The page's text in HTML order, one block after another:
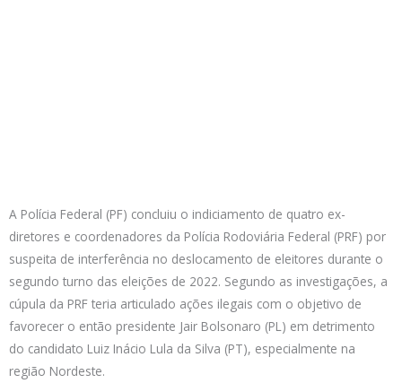
A Polícia Federal (PF) concluiu o indiciamento de quatro ex-
diretores e coordenadores da Polícia Rodoviária Federal (PRF) por
suspeita de interferência no deslocamento de eleitores durante o
segundo turno das eleições de 2022. Segundo as investigações, a
cúpula da PRF teria articulado ações ilegais com o objetivo de
favorecer o então presidente Jair Bolsonaro (PL) em detrimento
do candidato Luiz Inácio Lula da Silva (PT), especialmente na
região Nordeste.